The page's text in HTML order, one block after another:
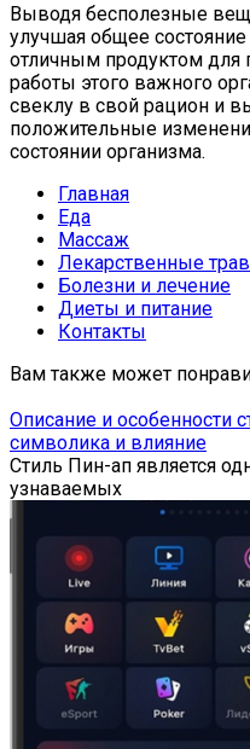
Выводя бесполезные
улучшая общее
отличным продуктом для
работы этого важного
свеклу в свой рацион и
положительные
состоянии организма.
Главная
Еда
Массаж
Лекарственные
Болезни и лечение
Диеты и питание
Контакты
Вам также может
Описание и особенности
символика и влияние
Стиль Пин-ап является
узнаваемых